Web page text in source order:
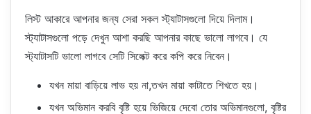
লিস্ট আকারে আপনার জন্য সেরা সকল স্ট্যাটাসগুলো দিয়ে দিলাম।
স্ট্যাটাসগুলো পড়ে দেখুন আশা করছি আপনার কাছে ভালো লাগবে। যে
স্ট্যাটাসটি ভালো লাগবে সেটি সিলেক্ট করে কপি করে নিবেন।
যখন মায়া বাড়িয়ে লাভ হয় না,তখন মায়া কাটাতে শিখতে হয়।
যখন অভিমান করবি বৃষ্টি হয়ে ভিজিয়ে দেবো তোর অভিমানগুলো, বৃষ্টির